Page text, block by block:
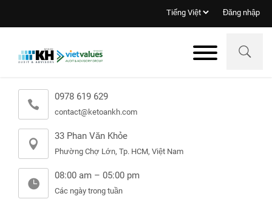
Đăng nhập
0978 619 629
contact@ketoankh.com
33 Phan Văn Khỏe
Phường Chợ Lớn, Tp. HCM, Việt Nam
08:00 am – 05:00 pm
Các ngày trong tuần